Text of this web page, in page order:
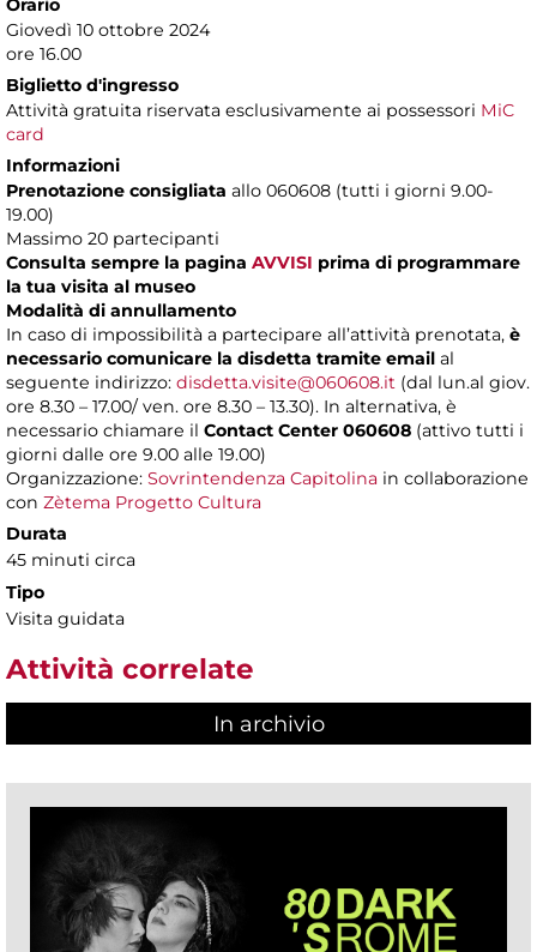
Giovedì 10 ottobre 2024
ore 16.00
Biglietto d'ingresso
Attività gratuita riservata esclusivamente ai possessori MiC
card
Informazioni
Prenotazione consigliata allo 060608 (tutti i giorni 9.00-
19.00)
Massimo 20 partecipanti
Consulta sempre la pagina AVVISI prima di programmare
la tua visita al museo
Modalità di annullamento
In caso di impossibilità a partecipare all’attività prenotata, è
necessario comunicare la disdetta tramite email al
seguente indirizzo: disdetta.visite@060608.it (dal lun.al giov.
ore 8.30 – 17.00/ ven. ore 8.30 – 13.30). In alternativa, è
necessario chiamare il Contact Center 060608 (attivo tutti i
giorni dalle ore 9.00 alle 19.00)
Organizzazione: Sovrintendenza Capitolina in collaborazione
con Zètema Progetto Cultura
Durata
45 minuti circa
Tipo
Visita guidata
Attività correlate
In archivio